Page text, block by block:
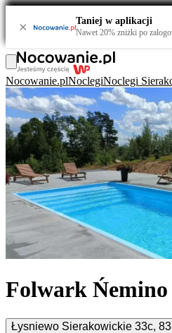
× Taniej w aplikacji
Nawet 20% zniżki po
Nocowanie.plNoclegiNoclegi
Folwark Ńemino
Łysniewo Sierakowickie 33c,